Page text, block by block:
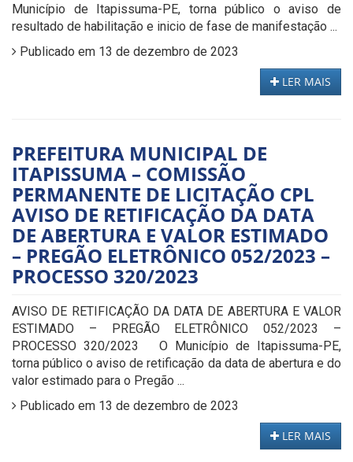
Município de Itapissuma-PE, torna público o aviso de
resultado de habilitação e inicio de fase de manifestação ...
Publicado em 13 de dezembro de 2023
LER MAIS
PREFEITURA MUNICIPAL DE
ITAPISSUMA – COMISSÃO
PERMANENTE DE LICITAÇÃO CPL
AVISO DE RETIFICAÇÃO DA DATA
DE ABERTURA E VALOR ESTIMADO
– PREGÃO ELETRÔNICO 052/2023 –
PROCESSO 320/2023
AVISO DE RETIFICAÇÃO DA DATA DE ABERTURA E VALOR
ESTIMADO – PREGÃO ELETRÔNICO 052/2023 –
PROCESSO 320/2023 O Município de Itapissuma-PE,
torna público o aviso de retificação da data de abertura e do
valor estimado para o Pregão ...
Publicado em 13 de dezembro de 2023
LER MAIS